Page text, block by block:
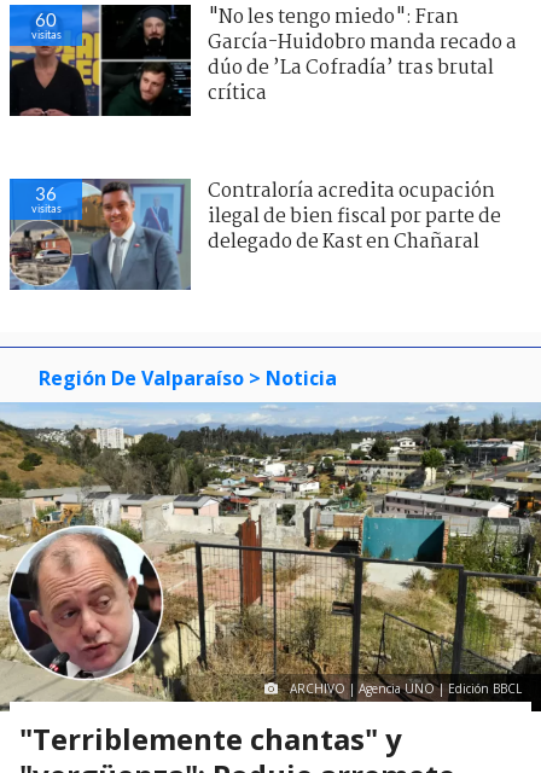
60
visitas
"No les tengo miedo": Fran
García-Huidobro manda recado a
dúo de ’La Cofradía’ tras brutal
crítica
36
visitas
Contraloría acredita ocupación
ilegal de bien fiscal por parte de
delegado de Kast en Chañaral
Región De Valparaíso > Noticia
ARCHIVO | Agencia UNO | Edición BBCL
"Terriblemente chantas" y